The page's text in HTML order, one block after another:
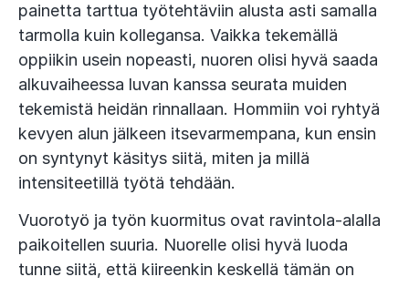
painetta tarttua työtehtäviin alusta asti samalla
tarmolla kuin kollegansa. Vaikka tekemällä
oppiikin usein nopeasti, nuoren olisi hyvä saada
alkuvaiheessa luvan kanssa seurata muiden
tekemistä heidän rinnallaan. Hommiin voi ryhtyä
kevyen alun jälkeen itsevarmempana, kun ensin
on syntynyt käsitys siitä, miten ja millä
intensiteetillä työtä tehdään.
Vuorotyö ja työn kuormitus ovat ravintola-alalla
paikoitellen suuria. Nuorelle olisi hyvä luoda
tunne siitä, että kiireenkin keskellä tämän on